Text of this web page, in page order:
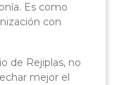
Es como
con
de Rejiplas, no
mejor el